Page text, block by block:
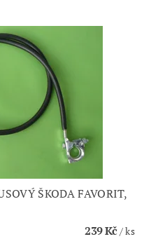
ŠKODA FAVORIT,
239 Kč/ ks